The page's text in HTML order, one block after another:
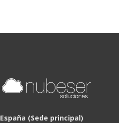
España (Sede principal)